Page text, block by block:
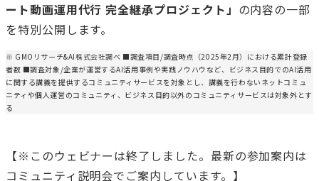
ート動画運用代行 完全継承プロジェクト」 の内容の一部
を特別公開します。
※ GMOリサーチ&AI株式会社調べ ■調査項目/調査時点（2025年2月）における累計登録
者数 ■調査対象/企業が運営するAI活用事例や実践ノウハウなど、ビジネス目的でのAI活用
に関する講義を提供するコミュニティサービスを対象とし、講義を行わないネットコミュ
ニティや個人運営のコミュニティ、ビジネス目的以外のコミュニティサービスは対象外とす
る
【※このウェビナーは終了しました。最新の参加案内は
コミュニティ説明会でご案内しています。】